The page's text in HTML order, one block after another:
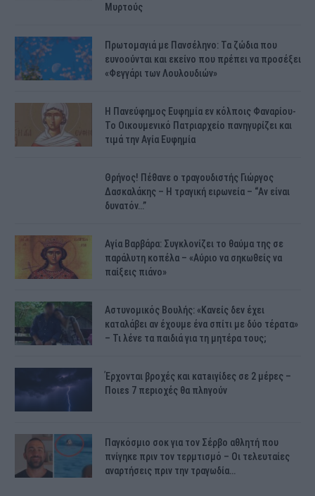
Μυρτούς
Πρωτομαγιά με Πανσέληνο: Τα ζώδια που
ευνοούνται και εκείνο που πρέπει να προσέξει
«Φεγγάρι των Λουλουδιών»
H Πανεύφημος Ευφημία εν κόλποις Φαναρίου-
Το Οικουμενικό Πατριαρχείο πανηγυρίζει και
τιμά την Αγία Ευφημία
Θρήνος! Πέθανε ο τραγουδιστής Γιώργος
Δασκαλάκης – Η τραγική ειρωνεία – “Αν είναι
δυνατόν…”
Αγία Βαρβάρα: Συγκλονίζει το θαύμα της σε
παράλυτη κοπέλα – «Αύριο να σηκωθείς να
παίξεις πιάνο»
Αστυνομικός Bουλής: «Κανείς δεν έχει
καταλάβει αν έχουμε ένα σπίτι με δύο τέρατα»
– Τι λένε τα παιδιά για τη μητέρα τους;
Έρχονται βροχές και κατaιγίδες σε 2 μέpες –
Ποιεs 7 πεpιοχές θα πλnγούν
Παγκόσμιο σοκ για τον Σέρβο αθλητή που
πνίγηκε πριν τον τερμτισμό – Οι τελευταίες
αναρτήσεις πριν την τραγωδία…